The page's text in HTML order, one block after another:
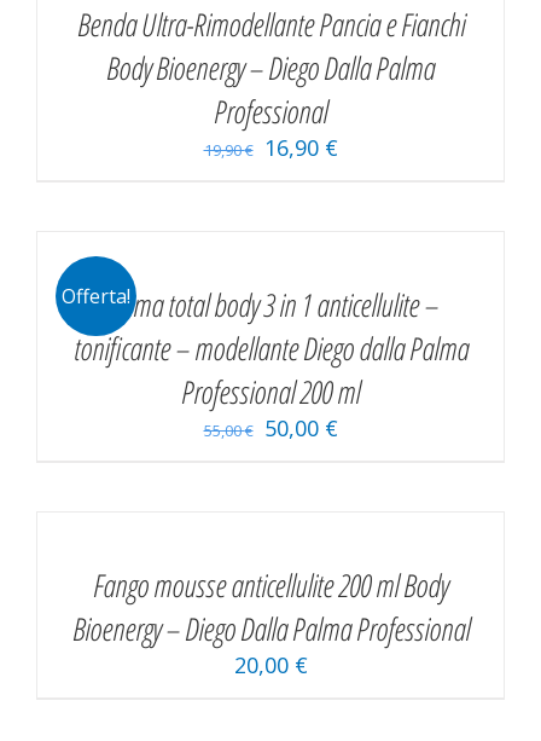
Benda Ultra-Rimodellante Pancia e Fianchi
Body Bioenergy – Diego Dalla Palma
Professional
19,90€ 16,90 €
Offerta!
DETAILS Crema total body 3 in 1 anticellulite –
tonificante – modellante Diego dalla Palma
Professional 200 ml
55,00€ 50,00 €
DETAILSFango mousse anticellulite 200 ml Body
Bioenergy – Diego Dalla Palma Professional
20,00 €